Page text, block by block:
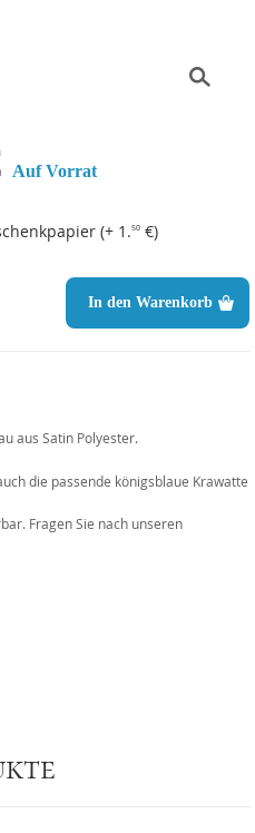
Auf Vorrat
(+ 1.50 €)
In den Warenkorb
aus Satin Polyester.
die passende königsblaue Krawatte
Fragen Sie nach unseren